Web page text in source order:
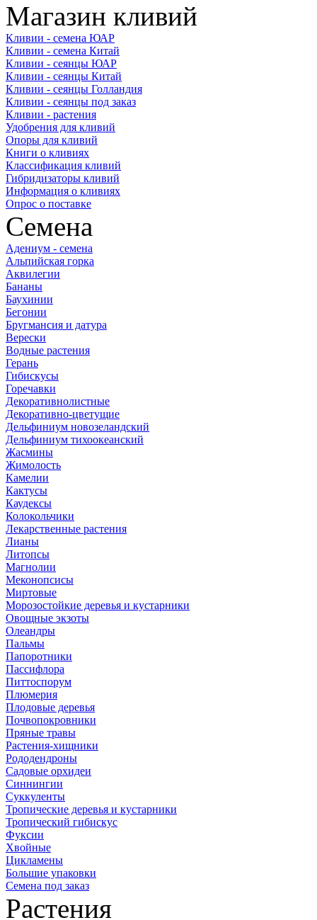
Магазин кливий
Кливии - семена ЮАР
Кливии - семена Китай
Кливии - сеянцы ЮАР
Кливии - сеянцы Китай
Кливии - сеянцы Голландия
Кливии - сеянцы под заказ
Кливии - растения
Удобрения для кливий
Опоры для кливий
Книги о кливиях
Классификация кливий
Гибридизаторы кливий
Информация о кливиях
Опрос о поставке
Семена
Адениум - семена
Альпийская горка
Аквилегии
Бананы
Баухинии
Бегонии
Бругмансия и датура
Верески
Водные растения
Герань
Гибискусы
Горечавки
Декоративнолистные
Декоративно-цветущие
Дельфиниум новозеландский
Дельфиниум тихоокеанский
Жасмины
Жимолость
Камелии
Кактусы
Каудексы
Колокольчики
Лекарственные растения
Лианы
Литопсы
Магнолии
Меконопсисы
Миртовые
Морозостойкие деревья и кустарники
Овощные экзоты
Олеандры
Пальмы
Папоротники
Пассифлора
Питтоспорум
Плюмерия
Плодовые деревья
Почвопокровники
Пряные травы
Растения-хищники
Рододендроны
Садовые орхидеи
Синнингии
Суккуленты
Тропические деревья и кустарники
Тропический гибискус
Фуксии
Хвойные
Цикламены
Большие упаковки
Семена под заказ
Растения